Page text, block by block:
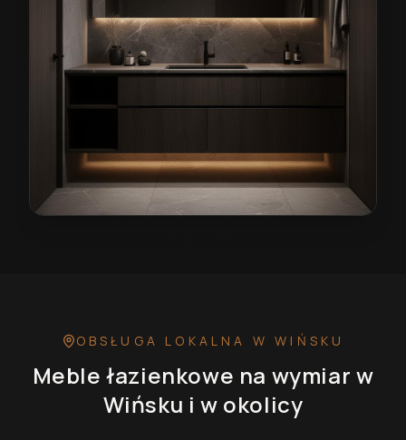
OBSŁUGA LOKALNA W WIŃSKU
Meble łazienkowe na wymiar w
Wińsku i w okolicy